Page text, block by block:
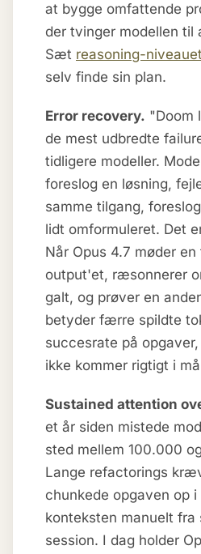
at bygge omfattende
der tvinger modellen til
Sæt reasoning-niveauet
selv finde sin plan.
Error recovery. "Doom
de mest udbredte
tidligere modeller.
foreslog en løsning,
samme tilgang,
lidt omformuleret. Det
Når Opus 4.7 møder
output'et, ræsonnerer
galt, og prøver en
betyder færre spildte
succesrate på
ikke kommer rigtigt i
Sustained attention
et år siden mistede
sted mellem 100.000
Lange refactorings
chunkede opgaven op
konteksten manuelt fra
session. I dag holder